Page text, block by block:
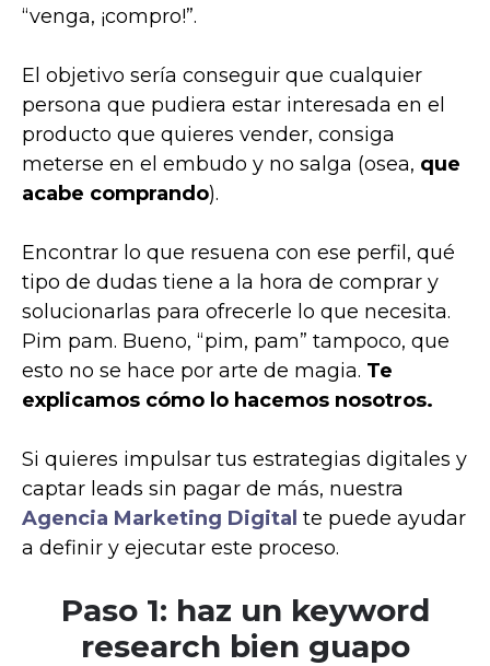
“venga, ¡compro!”.
El objetivo sería conseguir que cualquier
persona que pudiera estar interesada en el
producto que quieres vender, consiga
meterse en el embudo y no salga (osea, que
acabe comprando).
Encontrar lo que resuena con ese perfil, qué
tipo de dudas tiene a la hora de comprar y
solucionarlas para ofrecerle lo que necesita.
Pim pam. Bueno, “pim, pam” tampoco, que
esto no se hace por arte de magia. Te
explicamos cómo lo hacemos nosotros.
Si quieres impulsar tus estrategias digitales y
captar leads sin pagar de más, nuestra
Agencia Marketing Digital te puede ayudar
a definir y ejecutar este proceso.
Paso 1: haz un keyword
research bien guapo